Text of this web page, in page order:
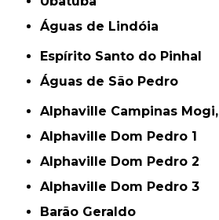
Águas de Lindóia
Espírito Santo do Pinhal
Águas de São Pedro
Alphaville Campinas Mogi,
Alphaville Dom Pedro 1
Alphaville Dom Pedro 2
Alphaville Dom Pedro 3
Barão Geraldo